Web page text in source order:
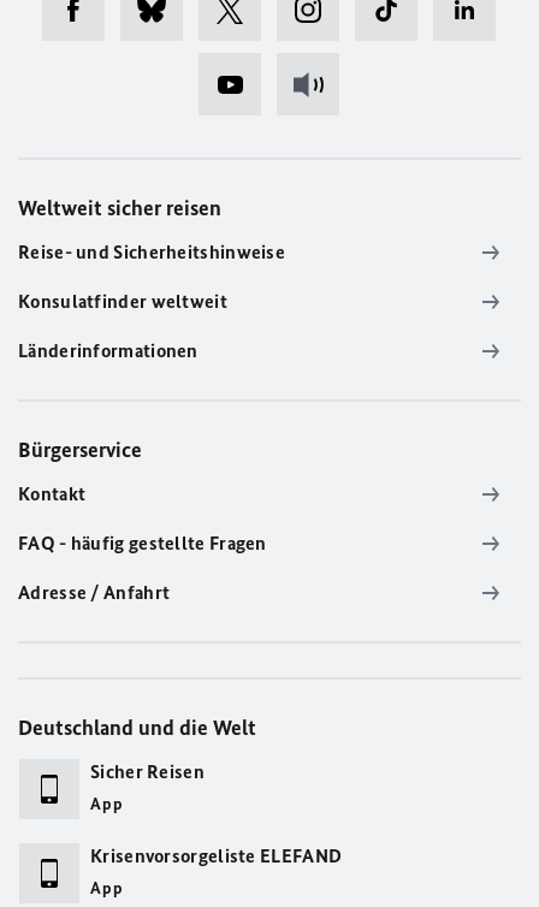
Weltweit sicher reisen
Reise- und Sicherheitshinweise
Konsulatfinder weltweit
Länderinformationen
Bürgerservice
Kontakt
FAQ - häufig gestellte Fragen
Adresse / Anfahrt
Deutschland und die Welt
Sicher Reisen
App
Krisenvorsorgeliste ELEFAND
App